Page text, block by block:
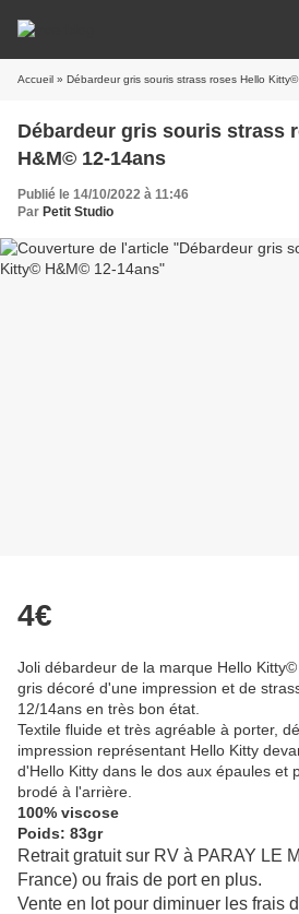
Accueil » Débardeur gris souris strass roses Hello
Débardeur gris souris strass
H&M© 12-14ans
Publié le 14/10/2022 à 11:46
Par Petit Studio
4€
Joli débardeur de la marque Hello
gris décoré d'une impression et de
12/14ans en très bon état.
Textile fluide et très agréable à porter,
impression représentant Hello Kitty
d'Hello Kitty dans le dos aux épaules et
brodé à l'arrière.
100% viscose
Poids: 83gr
Retrait gratuit sur RV à PARAY LE
France) ou frais de port en plus.
Vente en lot pour diminuer les frais